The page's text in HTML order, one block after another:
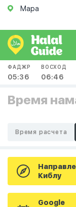
Мара
ФАДЖР
05:36
ВОСХОД
06:46
Время
Время расчета
Киблу
Google